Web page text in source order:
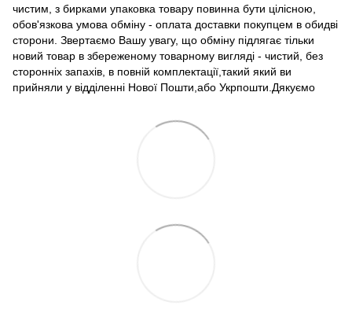
чистим, з бирками упаковка товару повинна бути цілісною,
обов'язкова умова обміну - оплата доставки покупцем в обидві
сторони. Звертаємо Вашу увагу, що обміну підлягає тільки
новий товар в збереженому товарному вигляді - чистий, без
сторонніх запахів, в повній комплектації,такий який ви
прийняли у відділенні Нової Пошти,або Укрпошти.Дякуємо